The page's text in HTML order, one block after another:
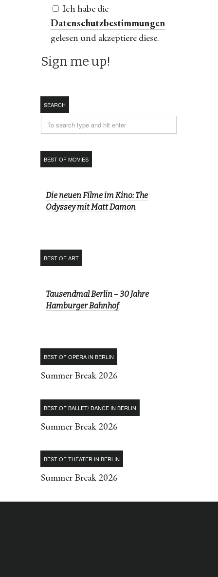
Ich habe die
Datenschutzbestimmungen
gelesen und akzeptiere diese.
SEARCH
BEST OF MOVIES
Die neuen Filme im Kino: The
Odyssey mit Matt Damon
BEST OF ART
Tausendmal Berlin – 30 Jahre
Hamburger Bahnhof
BEST OF OPERA IN BERLIN
Summer Break 2026
BEST OF BALLET/ DANCE IN BERLIN
Summer Break 2026
BEST OF THEATER IN BERLIN
Summer Break 2026